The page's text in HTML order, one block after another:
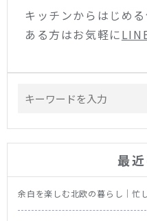
キッチンからはじめ
ある方はお気軽に
最
余白を楽しむ北欧の暮らし｜忙